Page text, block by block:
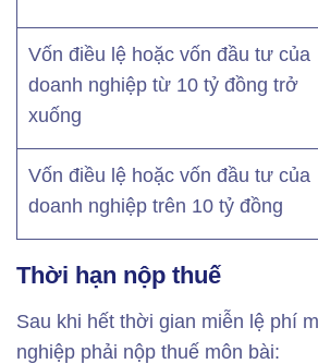
Vốn điều lệ hoặc vốn đầu tư của
doanh nghiệp từ 10 tỷ đồng trở
xuống
Vốn điều lệ hoặc vốn đầu tư của
doanh nghiệp trên 10 tỷ đồng
Thời hạn nộp thuế
Sau khi hết thời gian miễn lệ phí
nghiệp phải nộp thuế môn bài: